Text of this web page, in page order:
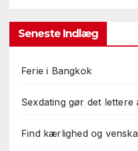
Seneste Indlæg
Ferie i Bangkok
Sexdating gør det
Find kærlighed og